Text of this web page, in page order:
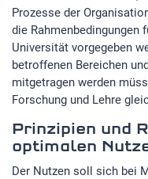
Prozesse der
die Rahmenbedingungen
Universität vorgegeben
betroffenen Bereichen
mitgetragen werden
Forschung und Lehre
Prinzipien und
optimalen
Der Nutzen soll sich bei